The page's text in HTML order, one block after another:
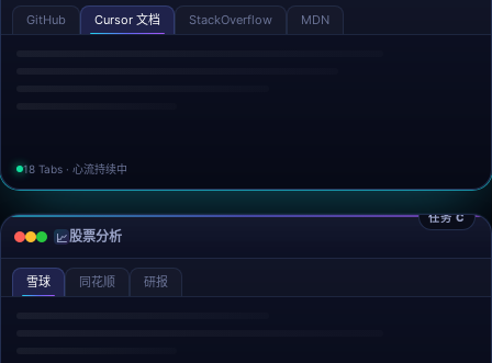
GitHub Cursor 文档 StackOverflow MDN
18 Tabs · 心流持续中
任务 C
📈股票分析
雪球 同花顺 研报